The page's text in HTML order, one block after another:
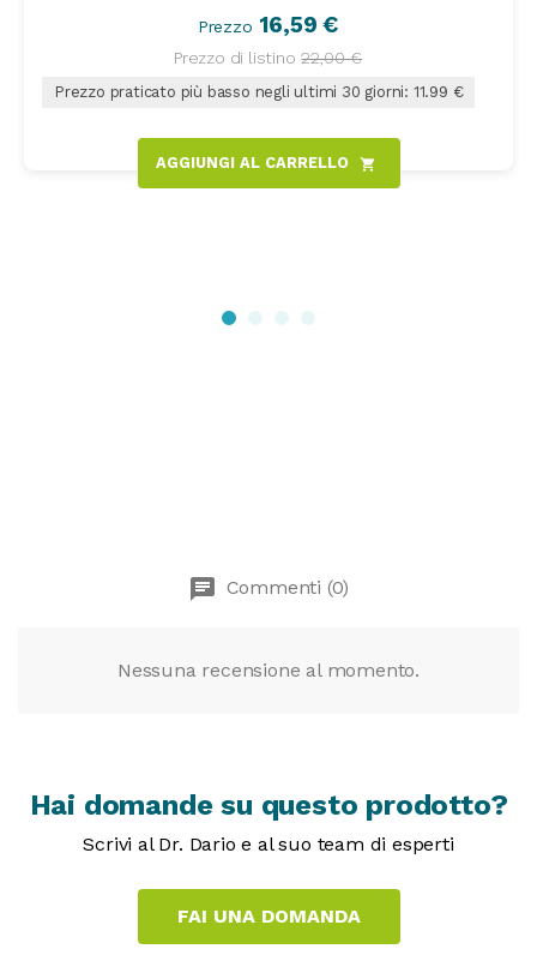
Prezzo 16,59 €
Prezzo di listino 22,00 €
Prezzo praticato più basso negli ultimi 30 giorni: 11.99 €
AGGIUNGI AL CARRELLO shopping_cart
chat Commenti (0)
Nessuna recensione al momento.
Hai domande su questo prodotto?
Scrivi al Dr. Dario e al suo team di esperti